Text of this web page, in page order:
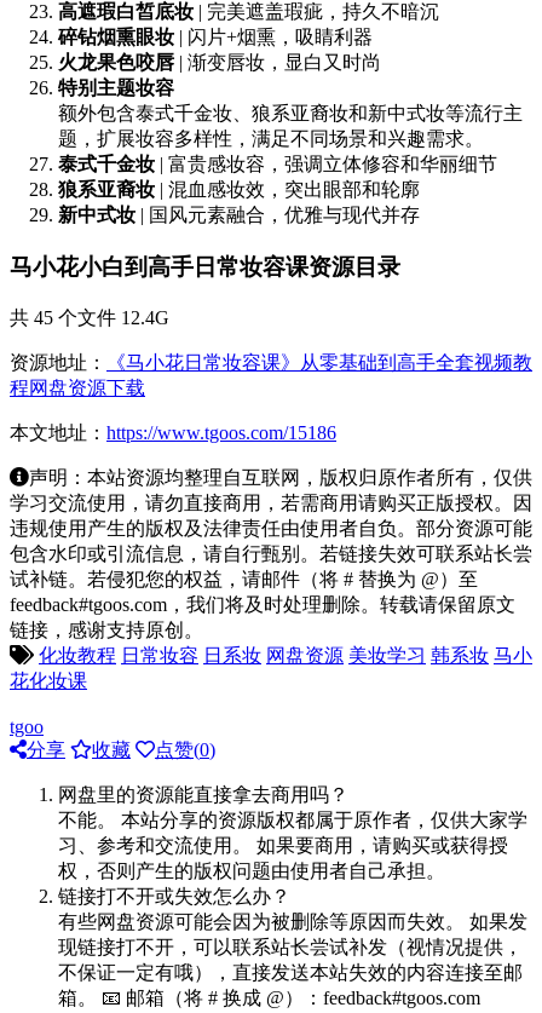
高遮瑕白皙底妆 | 完美遮盖瑕疵，持久不暗沉
碎钻烟熏眼妆 | 闪片+烟熏，吸睛利器
火龙果色咬唇 | 渐变唇妆，显白又时尚
特别主题妆容
额外包含泰式千金妆、狼系亚裔妆和新中式妆等流行主
题，扩展妆容多样性，满足不同场景和兴趣需求。
泰式千金妆 | 富贵感妆容，强调立体修容和华丽细节
狼系亚裔妆 | 混血感妆效，突出眼部和轮廓
新中式妆 | 国风元素融合，优雅与现代并存
马小花小白到高手日常妆容课资源目录
共 45 个文件 12.4G
资源地址：
《马小花日常妆容课》从零基础到高手全套视频教
程网盘资源下载
本文地址： https://www.tgoos.com/15186
声明：本站资源均整理自互联网，版权归原作者所有，仅供
学习交流使用，请勿直接商用，若需商用请购买正版授权。因
违规使用产生的版权及法律责任由使用者自负。部分资源可能
包含水印或引流信息，请自行甄别。若链接失效可联系站长尝
试补链。若侵犯您的权益，请邮件（将 # 替换为 @）至
feedback#tgoos.com，我们将及时处理删除。转载请保留原文
链接，感谢支持原创。
化妆教程 日常妆容 日系妆 网盘资源 美妆学习 韩系妆 马小
花化妆课
tgoo
分享
收藏 点赞(0)
网盘里的资源能直接拿去商用吗？
不能。 本站分享的资源版权都属于原作者，仅供大家学
习、参考和交流使用。 如果要商用，请购买或获得授
权，否则产生的版权问题由使用者自己承担。
链接打不开或失效怎么办？
有些网盘资源可能会因为被删除等原因而失效。 如果发
现链接打不开，可以联系站长尝试补发（视情况提供，
不保证一定有哦），直接发送本站失效的内容连接至邮
箱。 📧 邮箱（将 # 换成 @）：feedback#tgoos.com